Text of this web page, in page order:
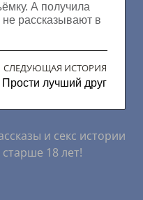
А получила
не рассказывают в
СЛЕДУЮЩАЯ ИСТОРИЯ
Прости лучший друг
и секс истории
18 лет!